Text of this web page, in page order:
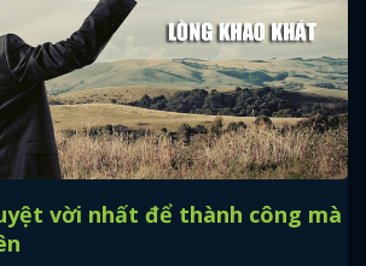
vời nhất để thành công mà